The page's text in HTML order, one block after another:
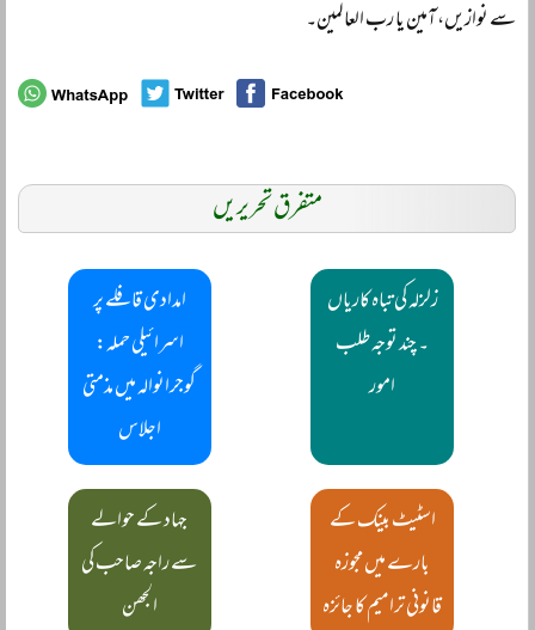
سے نوازیں، آمین یا رب العالمین۔
متفرق تحریریں
زلزلہ کی تباہ کاریاں
۔ چند توجہ طلب
امور
امدادی قافلے پر
اسرائیلی حملہ:
گوجرانوالہ میں مذمتی
اجلاس
اسٹیٹ بینک کے
بارے میں مجوزہ
قانونی ترامیم کا جائزہ
جہاد کے حوالے
سے راجہ صاحب کی
الجھن